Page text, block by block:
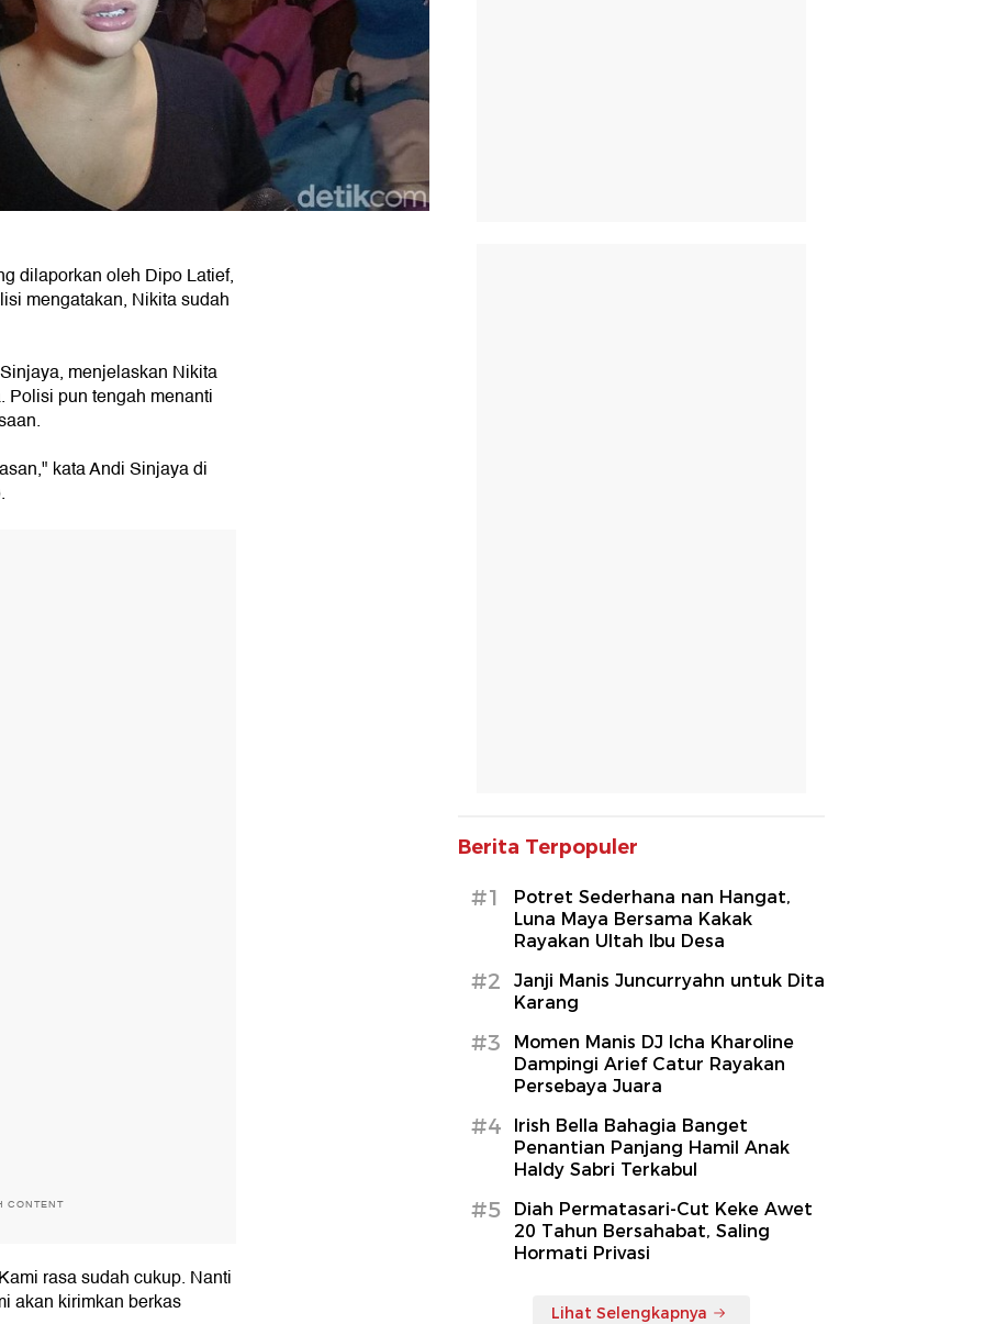
dilaporkan oleh Dipo Latief,
mengatakan, Nikita sudah
menjelaskan Nikita
Polisi pun tengah menanti
kata Andi Sinjaya di
CONTENT
rasa sudah cukup. Nanti
akan kirimkan berkas
Berita Terpopuler
#1
Potret Sederhana nan Hangat,
Luna Maya Bersama Kakak
Rayakan Ultah Ibu Desa
#2
Janji Manis Juncurryahn untuk Dita
Karang
#3
Momen Manis DJ Icha Kharoline
Dampingi Arief Catur Rayakan
Persebaya Juara
#4
Irish Bella Bahagia Banget
Penantian Panjang Hamil Anak
Haldy Sabri Terkabul
#5
Diah Permatasari-Cut Keke Awet
20 Tahun Bersahabat, Saling
Hormati Privasi
Lihat Selengkapnya